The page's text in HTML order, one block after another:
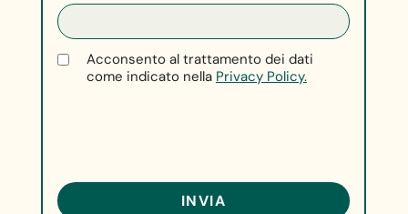
Acconsento al trattamento dei dati
come indicato nella Privacy Policy.